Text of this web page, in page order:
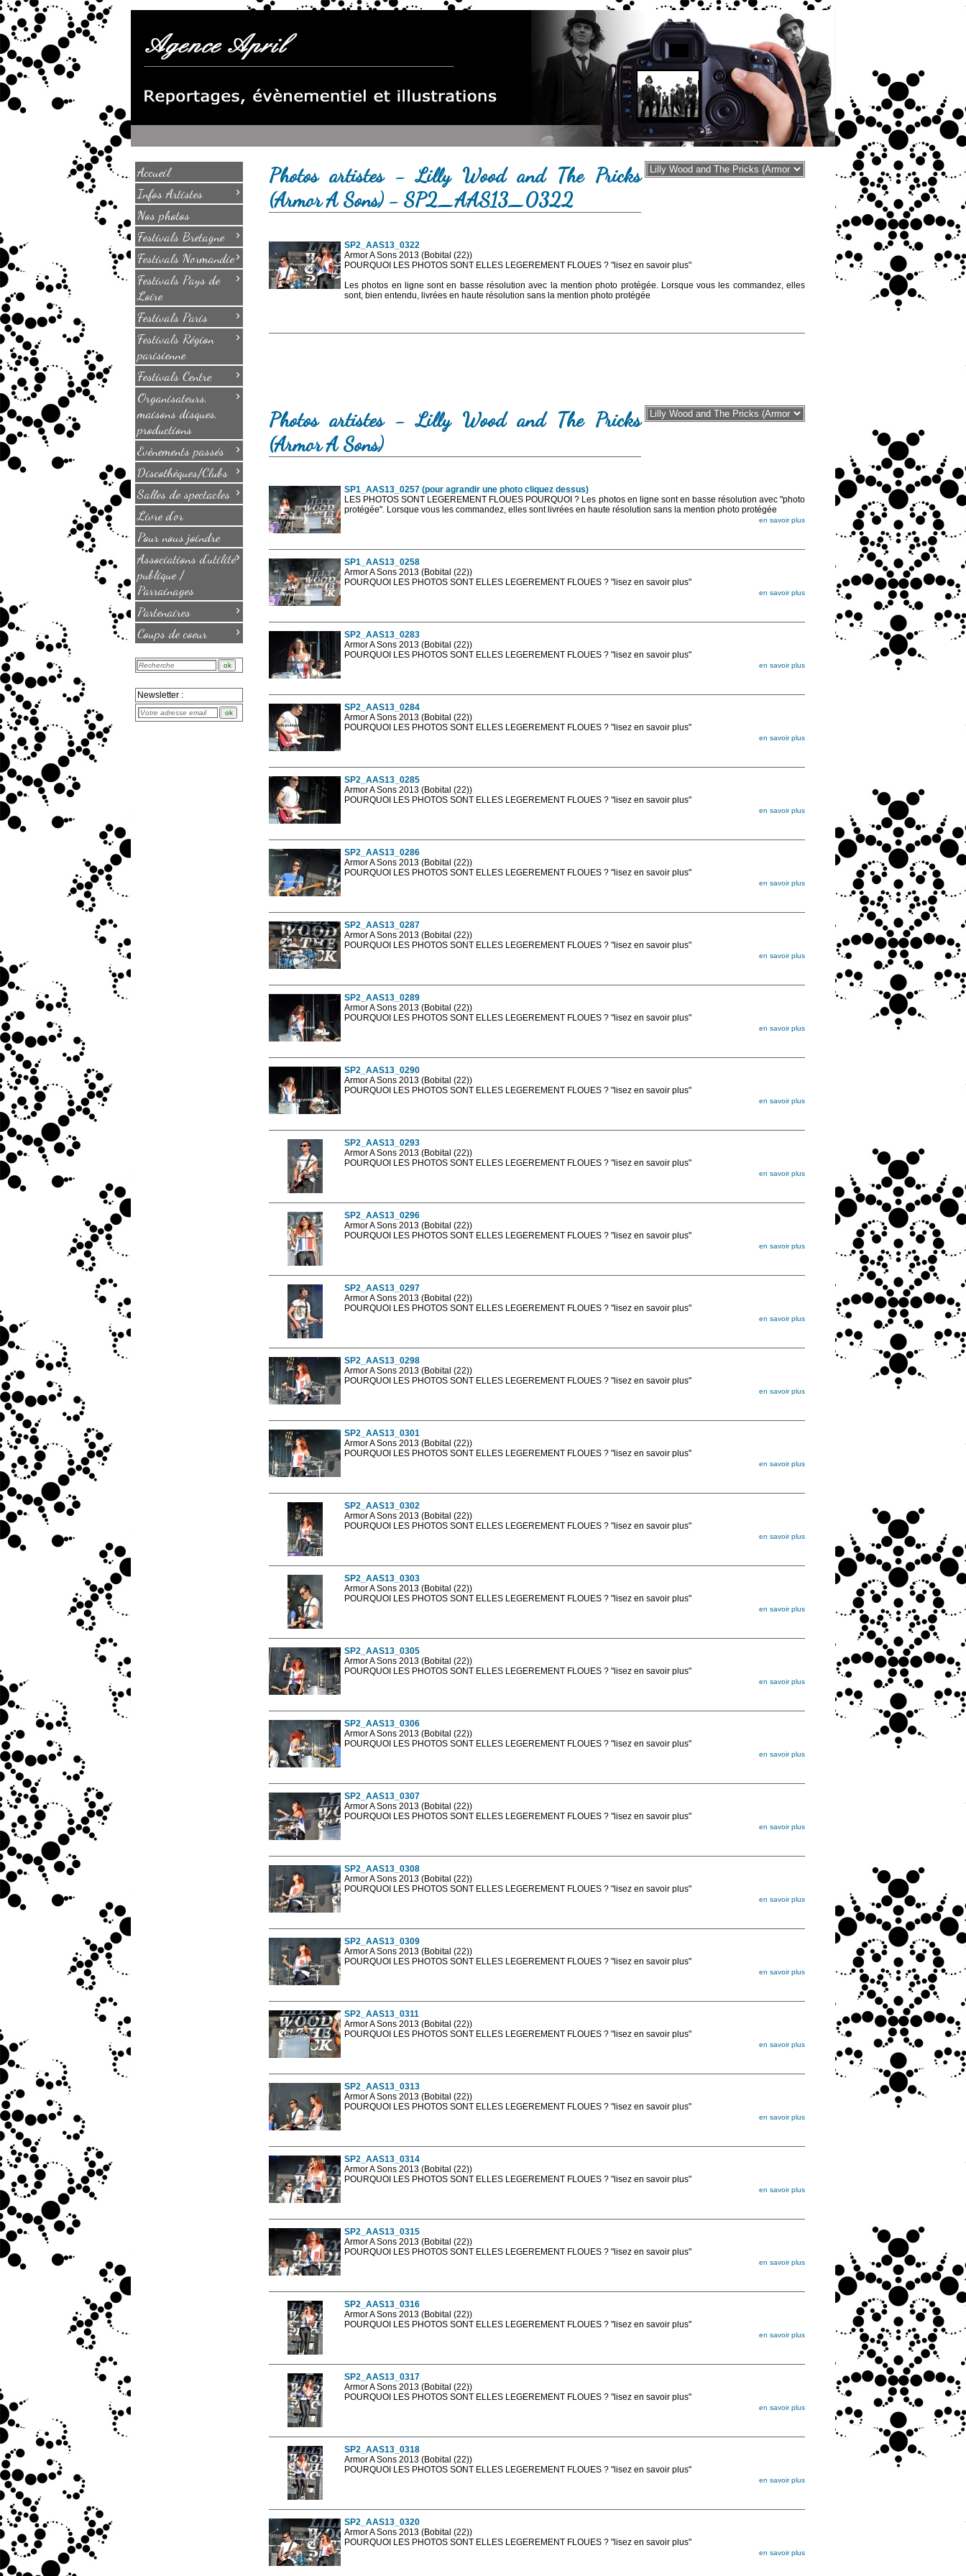
Accueil
Infos Artistes
›
Nos photos
Festivals Bretagne
›
Festivals Normandie›
Festivals Pays de
Loire
›
Festivals Paris ›
Festivals Région
parisienne
›
Festivals Centre ›
Organisateurs,
maisons disques,
productions
›
Evènements passés ›
Discothèques/Clubs ›
Salles de spectacles ›
Livre d'or
Pour nous joindre
Associations d'utilité
publique /
Parrainages
›
Partenaires ›
Coups de coeur ›
Newsletter :
Photos artistes - Lilly Wood and The Pricks
(Armor A Sons) - SP2_AAS13_0322
SP2_AAS13_0322
Armor A Sons 2013 (Bobital (22))
POURQUOI LES PHOTOS SONT ELLES LEGEREMENT FLOUES ? "lisez en savoir plus"
Les photos en ligne sont en basse résolution avec la mention photo protégée. Lorsque vous les commandez, elles
sont, bien entendu, livrées en haute résolution sans la mention photo protégée
Photos artistes - Lilly Wood and The Pricks
(Armor A Sons)
SP1_AAS13_0257 (pour agrandir une photo cliquez dessus)
LES PHOTOS SONT LEGEREMENT FLOUES POURQUOI ? Les photos en ligne sont en basse résolution avec "photo
protégée". Lorsque vous les commandez, elles sont livrées en haute résolution sans la mention photo protégée
en savoir plus
SP1_AAS13_0258
Armor A Sons 2013 (Bobital (22))
POURQUOI LES PHOTOS SONT ELLES LEGEREMENT FLOUES ? "lisez en savoir plus"
en savoir plus
SP2_AAS13_0283
Armor A Sons 2013 (Bobital (22))
POURQUOI LES PHOTOS SONT ELLES LEGEREMENT FLOUES ? "lisez en savoir plus"
en savoir plus
SP2_AAS13_0284
Armor A Sons 2013 (Bobital (22))
POURQUOI LES PHOTOS SONT ELLES LEGEREMENT FLOUES ? "lisez en savoir plus"
en savoir plus
SP2_AAS13_0285
Armor A Sons 2013 (Bobital (22))
POURQUOI LES PHOTOS SONT ELLES LEGEREMENT FLOUES ? "lisez en savoir plus"
en savoir plus
SP2_AAS13_0286
Armor A Sons 2013 (Bobital (22))
POURQUOI LES PHOTOS SONT ELLES LEGEREMENT FLOUES ? "lisez en savoir plus"
en savoir plus
SP2_AAS13_0287
Armor A Sons 2013 (Bobital (22))
POURQUOI LES PHOTOS SONT ELLES LEGEREMENT FLOUES ? "lisez en savoir plus"
en savoir plus
SP2_AAS13_0289
Armor A Sons 2013 (Bobital (22))
POURQUOI LES PHOTOS SONT ELLES LEGEREMENT FLOUES ? "lisez en savoir plus"
en savoir plus
SP2_AAS13_0290
Armor A Sons 2013 (Bobital (22))
POURQUOI LES PHOTOS SONT ELLES LEGEREMENT FLOUES ? "lisez en savoir plus"
en savoir plus
SP2_AAS13_0293
Armor A Sons 2013 (Bobital (22))
POURQUOI LES PHOTOS SONT ELLES LEGEREMENT FLOUES ? "lisez en savoir plus"
en savoir plus
SP2_AAS13_0296
Armor A Sons 2013 (Bobital (22))
POURQUOI LES PHOTOS SONT ELLES LEGEREMENT FLOUES ? "lisez en savoir plus"
en savoir plus
SP2_AAS13_0297
Armor A Sons 2013 (Bobital (22))
POURQUOI LES PHOTOS SONT ELLES LEGEREMENT FLOUES ? "lisez en savoir plus"
en savoir plus
SP2_AAS13_0298
Armor A Sons 2013 (Bobital (22))
POURQUOI LES PHOTOS SONT ELLES LEGEREMENT FLOUES ? "lisez en savoir plus"
en savoir plus
SP2_AAS13_0301
Armor A Sons 2013 (Bobital (22))
POURQUOI LES PHOTOS SONT ELLES LEGEREMENT FLOUES ? "lisez en savoir plus"
en savoir plus
SP2_AAS13_0302
Armor A Sons 2013 (Bobital (22))
POURQUOI LES PHOTOS SONT ELLES LEGEREMENT FLOUES ? "lisez en savoir plus"
en savoir plus
SP2_AAS13_0303
Armor A Sons 2013 (Bobital (22))
POURQUOI LES PHOTOS SONT ELLES LEGEREMENT FLOUES ? "lisez en savoir plus"
en savoir plus
SP2_AAS13_0305
Armor A Sons 2013 (Bobital (22))
POURQUOI LES PHOTOS SONT ELLES LEGEREMENT FLOUES ? "lisez en savoir plus"
en savoir plus
SP2_AAS13_0306
Armor A Sons 2013 (Bobital (22))
POURQUOI LES PHOTOS SONT ELLES LEGEREMENT FLOUES ? "lisez en savoir plus"
en savoir plus
SP2_AAS13_0307
Armor A Sons 2013 (Bobital (22))
POURQUOI LES PHOTOS SONT ELLES LEGEREMENT FLOUES ? "lisez en savoir plus"
en savoir plus
SP2_AAS13_0308
Armor A Sons 2013 (Bobital (22))
POURQUOI LES PHOTOS SONT ELLES LEGEREMENT FLOUES ? "lisez en savoir plus"
en savoir plus
SP2_AAS13_0309
Armor A Sons 2013 (Bobital (22))
POURQUOI LES PHOTOS SONT ELLES LEGEREMENT FLOUES ? "lisez en savoir plus"
en savoir plus
SP2_AAS13_0311
Armor A Sons 2013 (Bobital (22))
POURQUOI LES PHOTOS SONT ELLES LEGEREMENT FLOUES ? "lisez en savoir plus"
en savoir plus
SP2_AAS13_0313
Armor A Sons 2013 (Bobital (22))
POURQUOI LES PHOTOS SONT ELLES LEGEREMENT FLOUES ? "lisez en savoir plus"
en savoir plus
SP2_AAS13_0314
Armor A Sons 2013 (Bobital (22))
POURQUOI LES PHOTOS SONT ELLES LEGEREMENT FLOUES ? "lisez en savoir plus"
en savoir plus
SP2_AAS13_0315
Armor A Sons 2013 (Bobital (22))
POURQUOI LES PHOTOS SONT ELLES LEGEREMENT FLOUES ? "lisez en savoir plus"
en savoir plus
SP2_AAS13_0316
Armor A Sons 2013 (Bobital (22))
POURQUOI LES PHOTOS SONT ELLES LEGEREMENT FLOUES ? "lisez en savoir plus"
en savoir plus
SP2_AAS13_0317
Armor A Sons 2013 (Bobital (22))
POURQUOI LES PHOTOS SONT ELLES LEGEREMENT FLOUES ? "lisez en savoir plus"
en savoir plus
SP2_AAS13_0318
Armor A Sons 2013 (Bobital (22))
POURQUOI LES PHOTOS SONT ELLES LEGEREMENT FLOUES ? "lisez en savoir plus"
en savoir plus
SP2_AAS13_0320
Armor A Sons 2013 (Bobital (22))
POURQUOI LES PHOTOS SONT ELLES LEGEREMENT FLOUES ? "lisez en savoir plus"
en savoir plus